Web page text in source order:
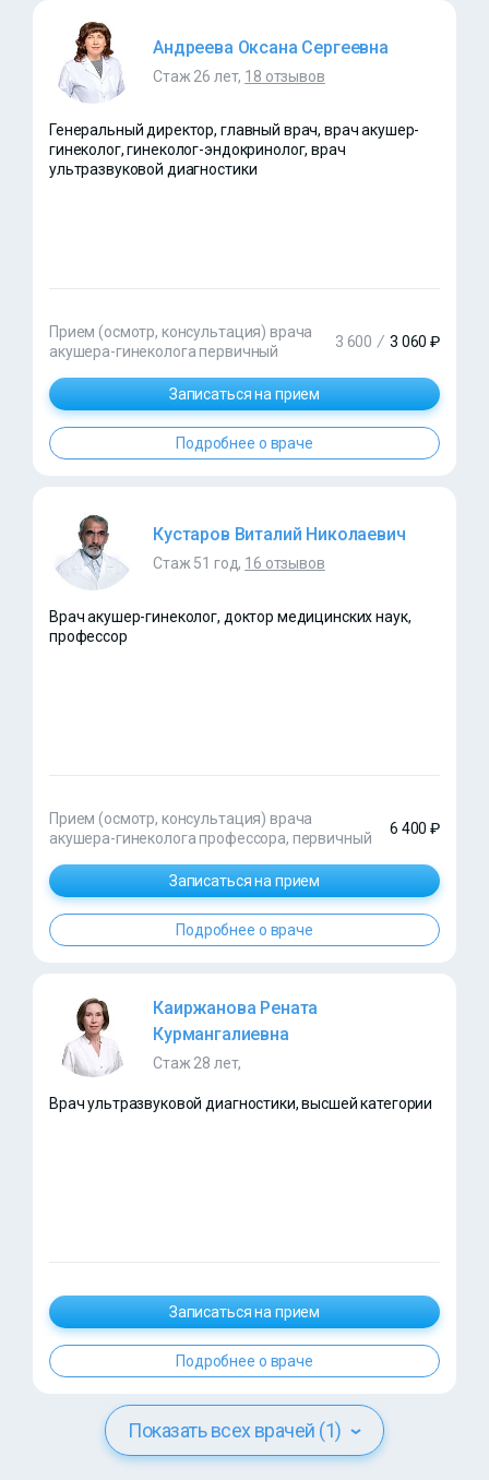
Андреева Оксана Сергеевна
Стаж 26 лет, 18 отзывов
Генеральный директор, главный врач, врач акушер-
гинеколог, гинеколог-эндокринолог, врач
ультразвуковой диагностики
Прием (осмотр, консультация) врача
акушера-гинеколога первичный
3 600 / 3 060 ₽
Записаться на прием
Подробнее о враче
Кустаров Виталий Николаевич
Стаж 51 год, 16 отзывов
Врач акушер-гинеколог, доктор медицинских наук,
профессор
Прием (осмотр, консультация) врача
акушера-гинеколога профессора, первичный
6 400 ₽
Записаться на прием
Подробнее о враче
Каиржанова Рената
Курмангалиевна
Стаж 28 лет,
Врач ультразвуковой диагностики, высшей категории
Записаться на прием
Подробнее о враче
Показать всех врачей (1)